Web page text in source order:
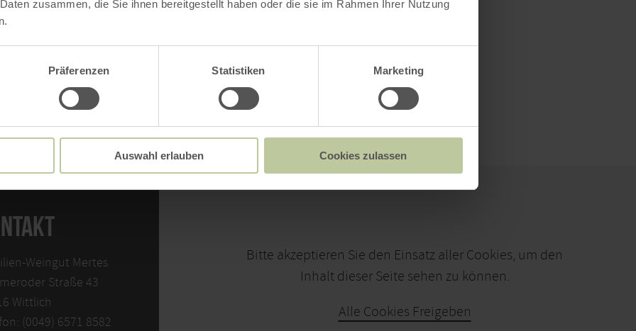
zusammen, die Sie ihnen bereitgestellt haben oder die sie im Rahmen Ihrer Nutzung
Präferenzen Statistiken Marketing
Auswahl erlauben Cookies zulassen
mit uns auf: 06571 8582
Weingut Mertes
Straße 43
Wittlich
(0049) 6571 8582
Bitte akzeptieren Sie den Einsatz aller Cookies, um den
Inhalt dieser Seite sehen zu können.
Alle Cookies Freigeben